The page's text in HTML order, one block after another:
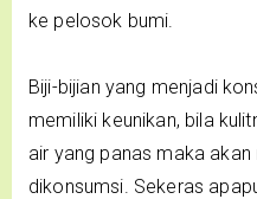
ke pelosok bumi.
Biji-bijian yang menjadi
memiliki keunikan, bila
air yang panas maka akan
dikonsumsi. Sekeras